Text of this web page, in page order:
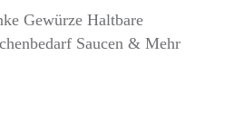
GewürzeHaltbare
Saucen & Mehr